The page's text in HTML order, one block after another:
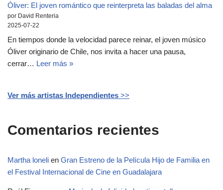
Óliver: El joven romántico que reinterpreta las baladas del alma
por David Renteria
2025-07-22
En tiempos donde la velocidad parece reinar, el joven músico
Óliver originario de Chile, nos invita a hacer una pausa,
cerrar… Leer más »
Ver más artistas Independientes >>
Comentarios recientes
Martha loneli en Gran Estreno de la Película Hijo de Familia en
el Festival Internacional de Cine en Guadalajara